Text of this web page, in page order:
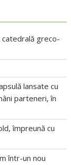
catedrală greco-
lansate cu
parteneri, în
împreună cu
într-un nou